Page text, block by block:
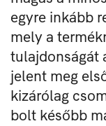
egyre inkább
mely a
tulajdonságát
jelent meg
kizárólag
bolt később